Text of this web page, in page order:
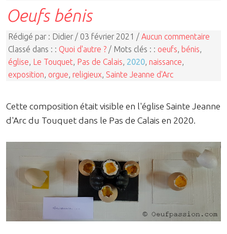
Oeufs bénis
Rédigé par : Didier / 03 février 2021 / Aucun commentaire
Classé dans : : Quoi d'autre ? / Mots clés : : oeufs bénis
église Le Touquet Pas de Calais 2020 naissance
exposition orgue religieux Sainte Jeanne d'Arc
Cette composition était visible en l'église Sainte Jeanne
d'Arc du Touquet dans le Pas de Calais en 2020.